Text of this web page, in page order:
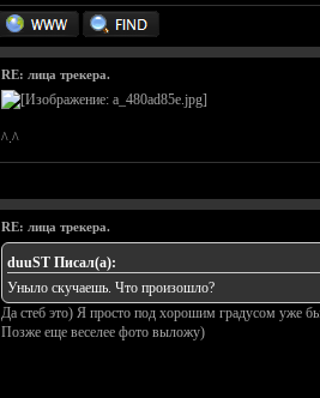
RE: лица трекера.
^.^
RE: лица трекера.
duuST Писал(а):
Уныло скучаешь. Что произошло?
Да стеб это) Я просто под хорошим градусом уже
Позже еще веселее фото выложу)